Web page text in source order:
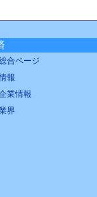
合ページ
報
業情報
界